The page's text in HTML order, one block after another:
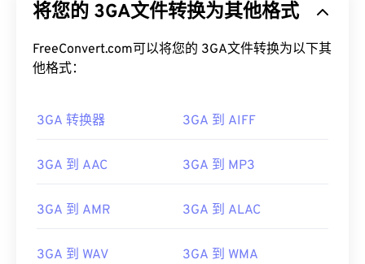
将您的 3GA文件转换为其他格式
FreeConvert.com可以将您的 3GA文件转换为以下其
他格式：
3GA 转换器 3GA 到 AIFF
3GA 到 AAC 3GA 到 MP3
3GA 到 AMR 3GA 到 ALAC
3GA 到 WAV 3GA 到 WMA